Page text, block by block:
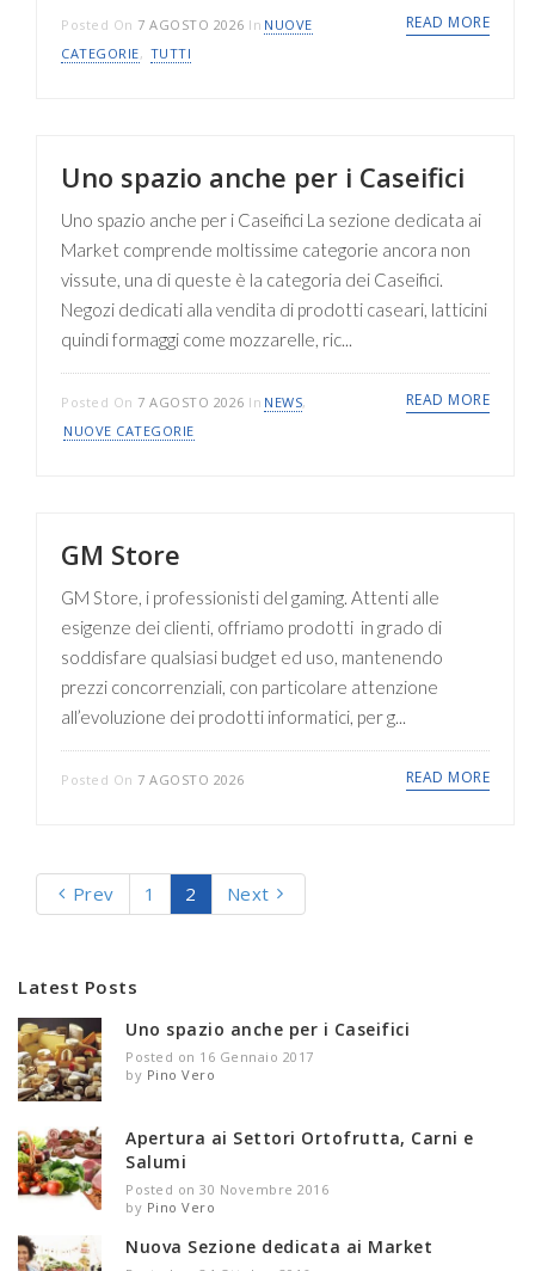
Posted On 7 AGOSTO 2026 In NUOVE
CATEGORIE, TUTTI
READ MORE
Uno spazio anche per i Caseifici
Uno spazio anche per i Caseifici La sezione dedicata ai
Market comprende moltissime categorie ancora non
vissute, una di queste è la categoria dei Caseifici.
Negozi dedicati alla vendita di prodotti caseari, latticini
quindi formaggi come mozzarelle, ric...
Posted On 7 AGOSTO 2026 In NEWS,
NUOVE CATEGORIE
READ MORE
GM Store
GM Store, i professionisti del gaming. Attenti alle
esigenze dei clienti, offriamo prodotti in grado di
soddisfare qualsiasi budget ed uso, mantenendo
prezzi concorrenziali, con particolare attenzione
all’evoluzione dei prodotti informatici, per g...
Posted On 7 AGOSTO 2026 READ MORE
Prev 1 2 Next
Latest Posts
Uno spazio anche per i Caseifici
Posted on 16 Gennaio 2017
by Pino Vero
Apertura ai Settori Ortofrutta, Carni e
Salumi
Posted on 30 Novembre 2016
by Pino Vero
Nuova Sezione dedicata ai Market